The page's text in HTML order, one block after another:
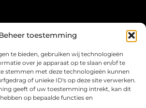
toestemming
te bieden, gebruiken wij technologieën
over je apparaat op te slaan en/of te
stemmen met deze technologieën kunnen
of unieke ID's op deze site verwerken.
geeft of uw toestemming intrekt, kan dit
op bepaalde functies en